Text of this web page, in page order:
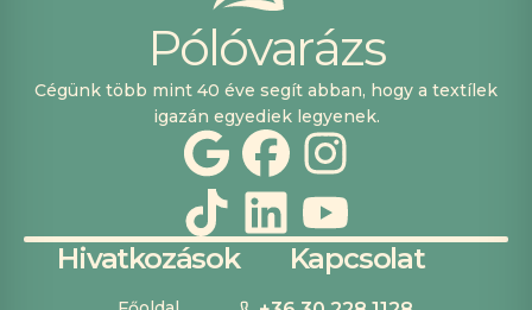
Pólóvarázs
Cégünk több mint 40 éve segít abban, hogy a textílek
igazán egyediek legyenek.
Hivatkozások Kapcsolat